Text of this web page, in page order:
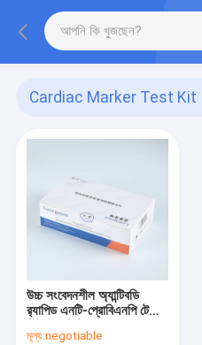
Cardiac Marker Test Kit
উচ্চ সংবেদনশীল অ্যান্টিবডি
র‌্যাপিড এনটি-প্রোবিএনপি টেস্ট
মূল্য:negotiable